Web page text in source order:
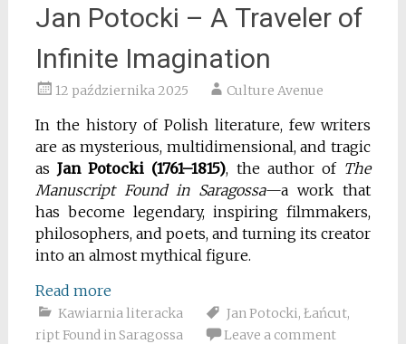
Jan Potocki – A Traveler of
Infinite Imagination
12 października 2025 Culture Avenue
In the history of Polish literature, few writers
are as mysterious, multidimensional, and tragic
asJan Potocki (1761–1815), the author of The
Manuscript Found in Saragossa—a work that
has become legendary, inspiring filmmakers,
philosophers, and poets, and turning its creator
into an almost mythical figure.
Read more
Kawiarnia literacka Jan Potocki, Łańcut,
ript Found in Saragossa
Leave a comment